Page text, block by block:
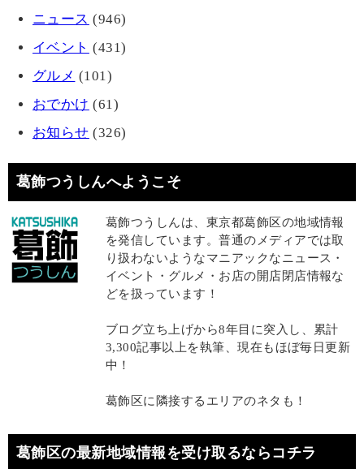
ニュース (946)
イベント (431)
グルメ (101)
おでかけ (61)
お知らせ (326)
葛飾つうしんへようこそ
葛飾つうしんは、東京都葛飾区の地域情報
を発信しています。普通のメディアでは取
り扱わないようなマニアックなニュース・
イベント・グルメ・お店の開店閉店情報な
どを扱っています！
ブログ立ち上げから8年目に突入し、累計
3,300記事以上を執筆、現在もほぼ毎日更新
中！
葛飾区に隣接するエリアのネタも！
葛飾区の最新地域情報を受け取るならコチラ